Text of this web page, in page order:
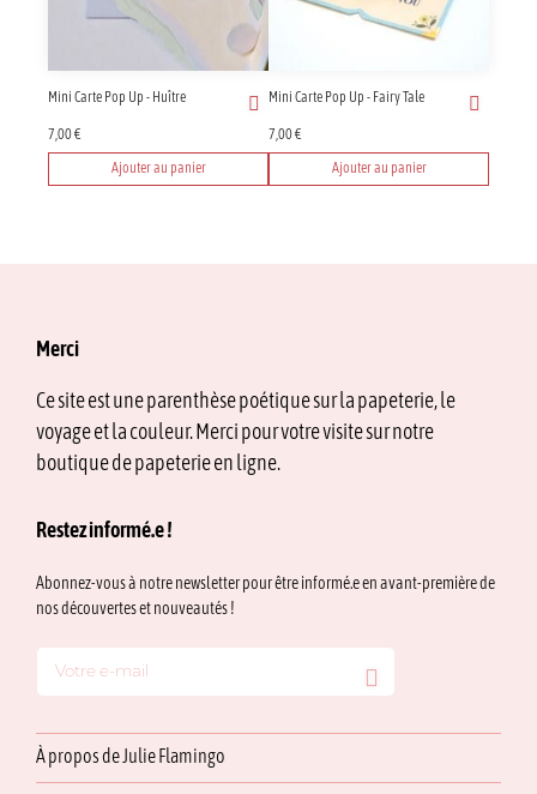
peuvent
choisies
la
page
du
Mini Carte Pop Up - Huître
7,00€
Ajouter au panier
Mini Carte Pop Up - Fairy Tale
7,00€
Ajouter au panier
Merci
Ce site est une parenthèse poétique sur la papeterie, le
voyage et la couleur. Merci pour votre visite sur notre
boutique de papeterie en ligne.
Restez informé.e !
Abonnez-vous à notre newsletter pour être informé.e en avant-première de
nos découvertes et nouveautés !
À propos de Julie Flamingo